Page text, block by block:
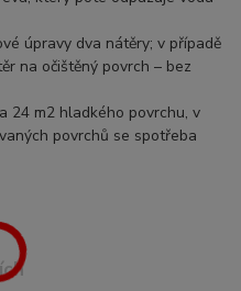
úpravy dva nátěry; v případě
na očištěný povrch – bez
24 m2 hladkého povrchu, v
povrchů se spotřeba